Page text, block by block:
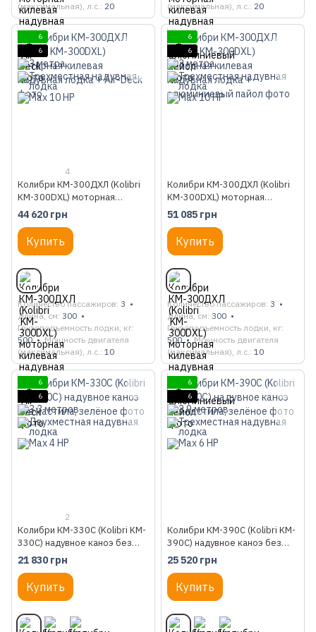
(максимальная), л.с. 20
(максимальная), л.с. 20
6
6
4
Колибри КМ-300ДХЛ (Kolibri
KM-300DXL) моторная
килевая надувная лодка + Air-
44 620 грн
Купить
Количество пассажиров 3
Длина, см 300
Грузоподъемность лодки, кг
500
Мощность двигателя
(максимальная), л.с. 10
6
6
Колибри КМ-300ДХЛ (Kolibri
KM-300DXL) моторная
килевая надувная лодка +
алюминиевый пайол
51 085 грн
Купить
Количество пассажиров 3
Длина, см 300
Грузоподъемность лодки, кг
500
Мощность двигателя
(максимальная), л.с. 10
6
6
2
Колибри КМ-330С (Kolibri KM-
330C) надувное каноэ без
настила, зелёное
21 830 грн
Купить
6
6
Колибри КМ-390С (Kolibri KM-
390C) надувное каноэ без
настила, зелёное
25 520 грн
Купить